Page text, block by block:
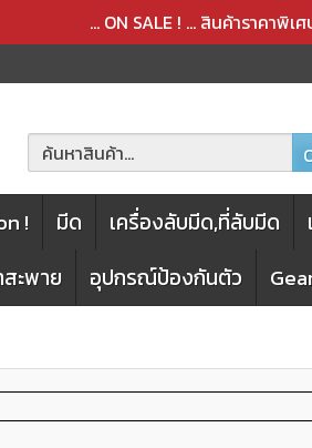
... ON SALE ! ... สินค้าราคาพิเศ
! มีด เครื่องลับมีด,ที่ลับมีด
สะพาย อุปกรณ์ป้องกันตัว
สินค้าได้เพิ่มลงในตะกร้าเรียบร้อยแล้ว
สินค้าได้ถูกลบออกจากตะกร้าเรียบร้อยแล้